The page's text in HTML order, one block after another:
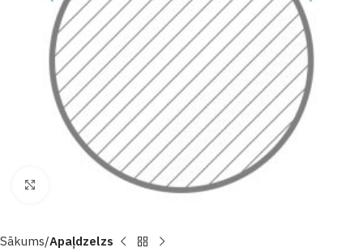
Click to enlarge
Sākums Apaļdzelzs